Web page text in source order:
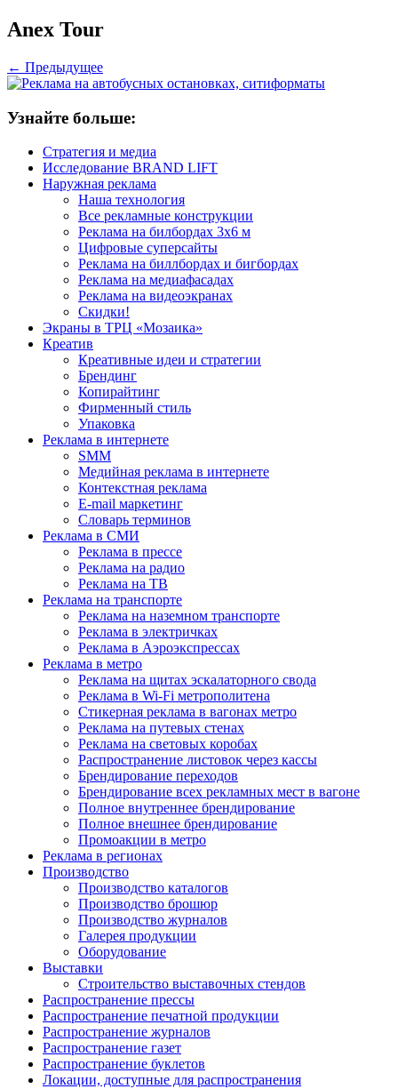
Anex Tour
← Предыдущее
Узнайте больше:
Стратегия и медиа
Исследование BRAND LIFT
Наружная реклама
Наша технология
Все рекламные конструкции
Реклама на билбордах 3х6 м
Цифровые суперсайты
Реклама на биллбордах и бигбордах
Реклама на медиафасадах
Реклама на видеоэкранах
Скидки!
Экраны в ТРЦ «Мозаика»
Креатив
Креативные идеи и стратегии
Брендинг
Копирайтинг
Фирменный стиль
Упаковка
Реклама в интернете
SMM
Медийная реклама в интернете
Контекстная реклама
E-mail маркетинг
Словарь терминов
Реклама в СМИ
Реклама в прессе
Реклама на радио
Реклама на ТВ
Реклама на транспорте
Реклама на наземном транспорте
Реклама в электричках
Реклама в Аэроэкспрессах
Реклама в метро
Реклама на щитах эскалаторного свода
Реклама в Wi-Fi метрополитена
Стикерная реклама в вагонах метро
Реклама на путевых стенах
Реклама на световых коробах
Распространение листовок через кассы
Брендирование переходов
Брендирование всех рекламных мест в вагоне
Полное внутреннее брендирование
Полное внешнее брендирование
Промоакции в метро
Реклама в регионах
Производство
Производство каталогов
Производство брошюр
Производство журналов
Галерея продукции
Оборудование
Выставки
Строительство выставочных стендов
Распространение прессы
Распространение печатной продукции
Распространение журналов
Распространение газет
Распространение буклетов
Локации, доступные для распространения